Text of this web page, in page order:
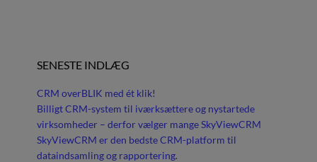
SENESTE INDLÆG
CRM overBLIK med ét klik!
Billigt CRM-system til iværksættere og nystartede
virksomheder – derfor vælger mange SkyViewCRM
SkyViewCRM er den bedste CRM-platform til
dataindsamling og rapportering.